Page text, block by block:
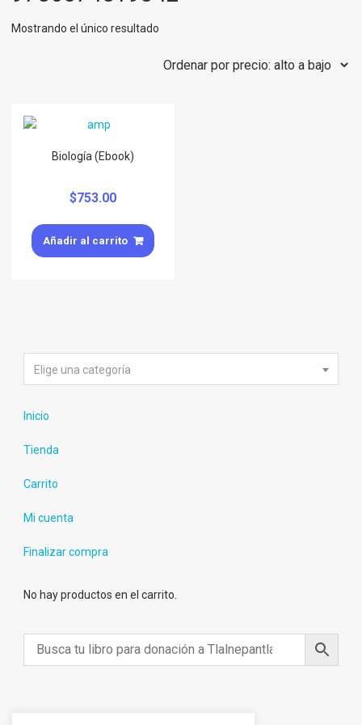
Mostrando el único resultado
Biología (Ebook)
$753.00
Añadir al carrito
Elige una categoría
Inicio
Tienda
Carrito
Mi cuenta
Finalizar compra
No hay productos en el carrito.